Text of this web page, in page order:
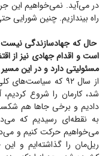
در می‌آید. نمی‌خواهیم این
راه بیندازیم. چنین
حال که جهاد‌سازندگی نیست
است و اقدام جهادی نیز از
مسئولیتی دارد و در این
از سال ۹۲ که
شد، کارمان را شروع
دادیم و برخی جا‌ها هم
به نقطه‌ای رسیدیم که
می‌خواهیم حرکت کنیم و
ریل‌مان را گذاشته‌ایم و